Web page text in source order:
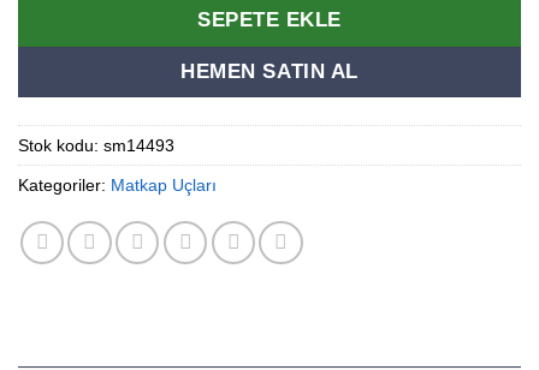
SEPETE EKLE
HEMEN SATIN AL
Stok kodu: sm14493
Kategoriler: Matkap Uçları